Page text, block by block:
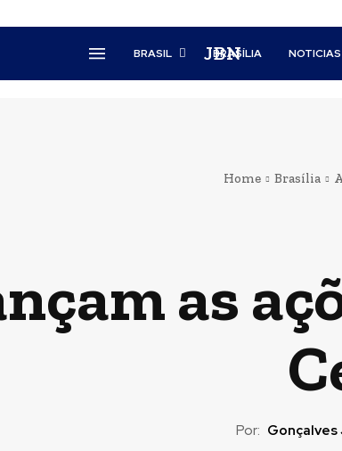
JBN
BRASIL BRASÍLIA NOTICIAS
Home Brasília
as
Por: